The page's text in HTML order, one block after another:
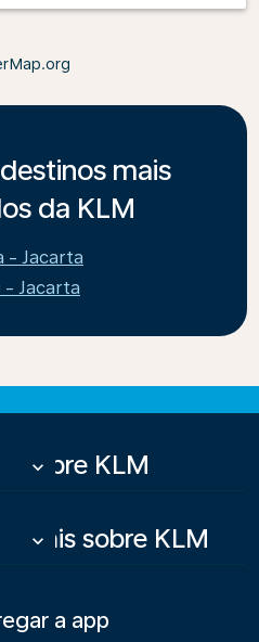
mais
da KLM
- Jacarta
- Jacarta
Sobre KLM
keyboard_arrow_down
Mais sobre KLM
keyboard_arrow_down
a app